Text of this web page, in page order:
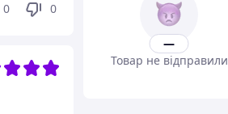
0 0
—
Товар не відправили